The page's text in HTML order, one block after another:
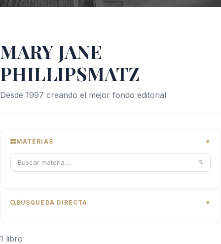
MARY JANE
PHILLIPSMATZ
Desde 1997 creando el mejor fondo editorial
MATERIAS
BÚSQUEDA DIRECTA
1 libro